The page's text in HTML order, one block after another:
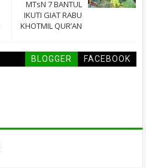
MTsN 7 BANTUL
IKUTI GIAT RABU
KHOTMIL QUR’AN
BLOGGER FACEBOOK